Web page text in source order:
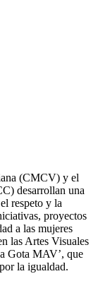
(CMCV) y el
desarrollan una
respeto y la
proyectos
a las mujeres
las Artes Visuales
Gota MAV’, que
la igualdad.